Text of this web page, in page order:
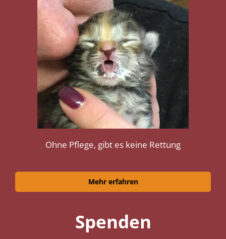
Ohne Pflege, gibt es keine Rettung
Mehr erfahren
Spenden